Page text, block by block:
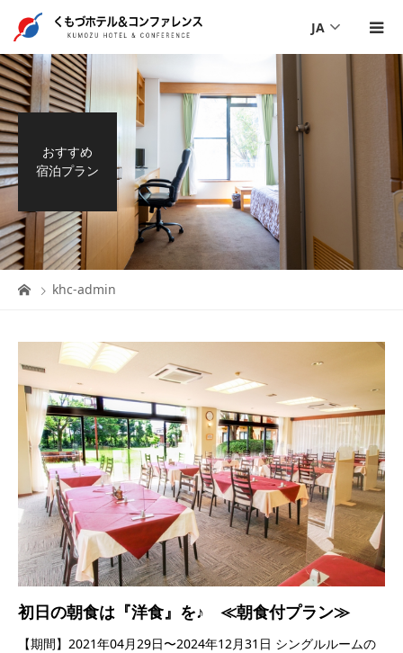
JA
おすすめ
宿泊プラン
khc-admin
初日の朝食は『洋食』を♪ ≪朝食付プラン≫
【期間】2021年04月29日〜2024年12月31日 シングルルームの